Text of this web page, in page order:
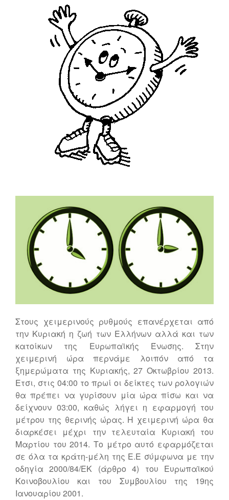
Στους χειμερινούς ρυθμούς επανέρχεται από
την Κυριακή η ζωή των Ελλήνων αλλά και των
κατοίκων της Ευρωπαϊκής Ένωσης. Στην
χειμερινή ώρα περνάμε λοιπόν από τα
ξημερώματα της Κυριακής, 27 Οκτωβρίου 2013.
Ετσι, στις 04:00 το πρωί οι δείκτες των ρολογιών
θα πρέπει να γυρίσουν μία ώρα πίσω και να
δείχνουν 03:00, καθώς λήγει η εφαρμογή του
μέτρου της θερινής ώρας. Η χειμερινή ώρα θα
διαρκέσει μέχρι την τελευταία Κυριακή του
Μαρτίου του 2014. Το μέτρο αυτό εφαρμόζεται
σε όλα τα κράτη-μέλη της Ε.Ε σύμφωνα με την
οδηγία 2000/84/ΕΚ (άρθρο 4) του Ευρωπαϊκού
Κοινοβουλίου και του Συμβουλίου της 19ης
Ιανoυαρίου 2001.